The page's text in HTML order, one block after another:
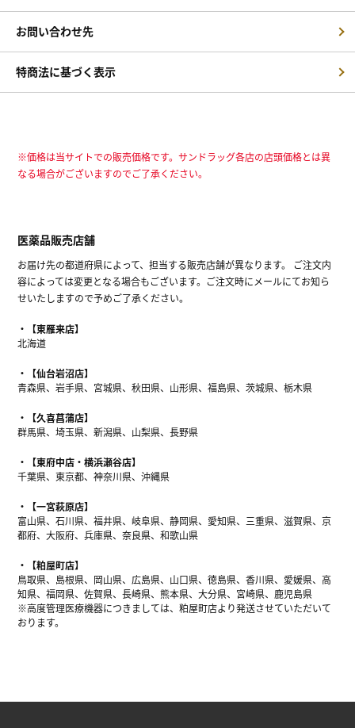
お問い合わせ先
特商法に基づく表示
※価格は当サイトでの販売価格です。サンドラッグ各店の店頭価格とは異
なる場合がございますのでご了承ください。
医薬品販売店舗
お届け先の都道府県によって、担当する販売店舗が異なります。 ご注文内
容によっては変更となる場合もございます。ご注文時にメールにてお知ら
せいたしますので予めご了承ください。
【東雁来店】
北海道
【仙台岩沼店】
青森県、岩手県、宮城県、秋田県、山形県、福島県、茨城県、栃木県
【久喜菖蒲店】
群馬県、埼玉県、新潟県、山梨県、長野県
【東府中店・横浜瀬谷店】
千葉県、東京都、神奈川県、沖縄県
【一宮萩原店】
富山県、石川県、福井県、岐阜県、静岡県、愛知県、三重県、滋賀県、京
都府、大阪府、兵庫県、奈良県、和歌山県
【粕屋町店】
鳥取県、島根県、岡山県、広島県、山口県、徳島県、香川県、愛媛県、高
知県、福岡県、佐賀県、長崎県、熊本県、大分県、宮崎県、鹿児島県
※高度管理医療機器につきましては、粕屋町店より発送させていただいて
おります。